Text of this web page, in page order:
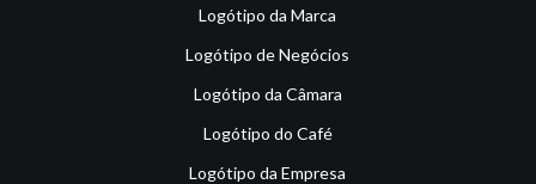
Logótipo da Marca
Logótipo de Negócios
Logótipo da Câmara
Logótipo do Café
Logótipo da Empresa